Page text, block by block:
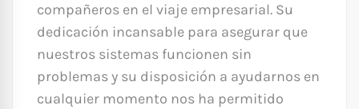
compañeros en el viaje empresarial. Su
dedicación incansable para asegurar que
nuestros sistemas funcionen sin
problemas y su disposición a ayudarnos en
cualquier momento nos ha permitido